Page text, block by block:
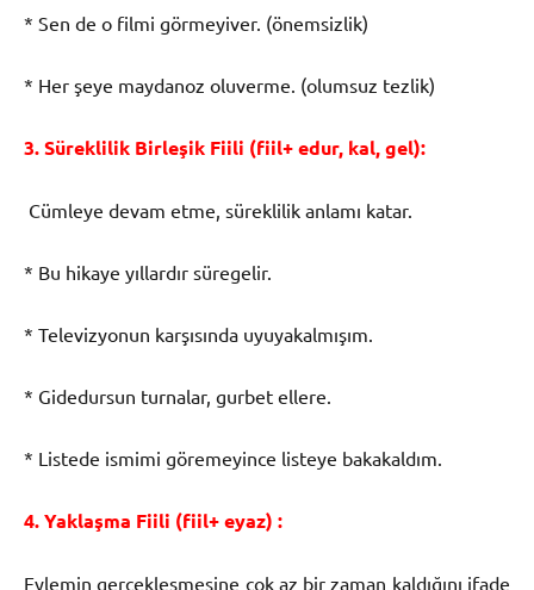
* Sen de o filmi görmeyiver. (önemsizlik)
* Her şeye maydanoz oluverme. (olumsuz tezlik)
3. Süreklilik Birleşik Fiili (fiil+ edur, kal, gel):
Cümleye devam etme, süreklilik anlamı katar.
* Bu hikaye yıllardır süregelir.
* Televizyonun karşısında uyuyakalmışım.
* Gidedursun turnalar, gurbet ellere.
* Listede ismimi göremeyince listeye bakakaldım.
4. Yaklaşma Fiili (fiil+ eyaz) :
Eylemin gerçekleşmesine çok az bir zaman kaldığını ifade